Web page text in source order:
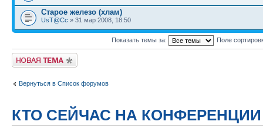
Старое железо (хлам)
UsT@Cc » 31 мар 2008, 18:50
Показать темы за: Поле
Новая тема
Вернуться в Список форумов
КТО СЕЙЧАС НА КОНФЕРЕНЦИИ